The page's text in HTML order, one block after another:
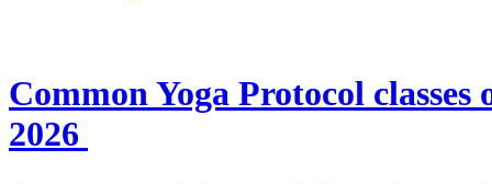
Common Yoga Protocol
2026